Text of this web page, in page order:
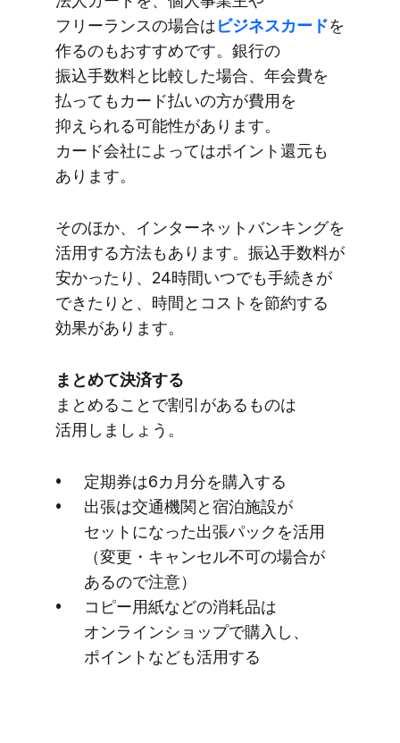
フリーランスの​場合は​ビジネスカードを​
作るのも​おすすめです。​銀行の​
振込手数料と​比較した​場合、​年会費を​
払っても​カード払いの​方が​費用を​
抑えられる​可能性が​あります。​
カード会社に​よっては​ポイント還元も​
あります。
その​ほか、​インターネットバンキングを​
活用する​方​法も​あります。​振込手数料が​
安かったり、​24時間いつでも​手続きが​
できたりと、​時間と​コストを​節約する​
効果が​あります。
まとめて​決済する
まとめる​ことで​割引が​ある​ものは​
活用しましょう。
定期券は​6カ月分を​購入する
出張は​交通機関と​宿泊施設が​
セットに​なった​出張パックを​活用​
（変更・キャンセル不可の​場合が​
あるので​注意）
コピー用紙などの​消耗品は​
オンラインショップで​購入し、​
ポイントなども​活用する